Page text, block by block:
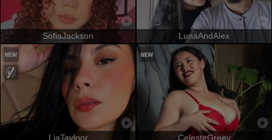
SofiaJackson LunaAndAlex
LiaTayloor CelesteGreey